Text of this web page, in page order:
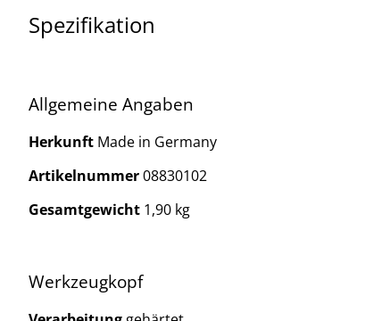
Spezifikation
Allgemeine Angaben
Herkunft Made in Germany
Artikelnummer08830102
Gesamtgewicht 1,90 kg
Werkzeugkopf